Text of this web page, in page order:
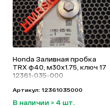
Honda Заливная пробка
TRX ф40, м30х1.75, ключ 17
12361-035-000
Артикул: 12361035000
В наличии > 4 шт.